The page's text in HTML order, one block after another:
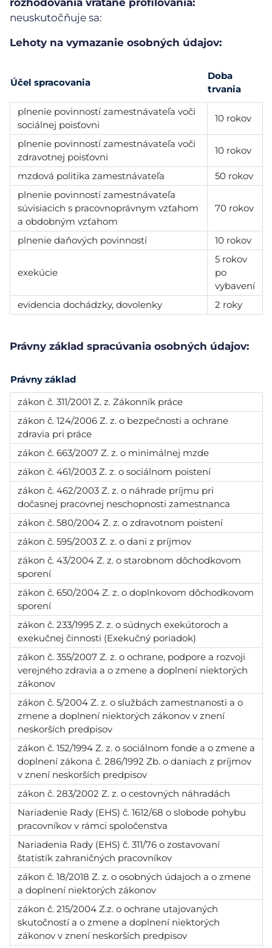
rozhodovania vrátane profilovania:
neuskutočňuje sa:
Lehoty na vymazanie osobných údajov:
Účel spracovania
Doba
trvania
plnenie povinností zamestnávateľa voči
sociálnej poisťovni
10 rokov
plnenie povinností zamestnávateľa voči
zdravotnej poisťovni
10 rokov
mzdová politika zamestnávateľa
50 rokov
plnenie povinností zamestnávateľa
súvisiacich s pracovnoprávnym vzťahom
a obdobným vzťahom
70 rokov
plnenie daňových povinností 10 rokov
exekúcie
5 rokov
po
vybavení
evidencia dochádzky, dovolenky
2 roky
Právny základ spracúvania osobných údajov:
Právny základ
zákon č. 311/2001 Z. z. Zákonník práce
zákon č. 124/2006 Z. z. o bezpečnosti a ochrane
zdravia pri práce
zákon č. 663/2007 Z. z. o minimálnej mzde
zákon č. 461/2003 Z. z. o sociálnom poistení
zákon č. 462/2003 Z. z. o náhrade príjmu pri
dočasnej pracovnej neschopnosti zamestnanca
zákon č. 580/2004 Z. z. o zdravotnom poistení
zákon č. 595/2003 Z. z. o dani z príjmov
zákon č. 43/2004 Z. z. o starobnom dôchodkovom
sporení
zákon č. 650/2004 Z. z. o doplnkovom dôchodkovom
sporení
zákon č. 233/1995 Z. z. o súdnych exekútoroch a
exekučnej činnosti (Exekučný poriadok)
zákon č. 355/2007 Z. z. o ochrane, podpore a rozvoji
verejného zdravia a o zmene a doplnení niektorých
zákonov
zákon č. 5/2004 Z. z. o službách zamestnanosti a o
zmene a doplnení niektorých zákonov v znení
neskorších predpisov
zákon č. 152/1994 Z. z. o sociálnom fonde a o zmene a
doplnení zákona č. 286/1992 Zb. o daniach z príjmov
v znení neskorších predpisov
zákon č. 283/2002 Z. z. o cestovných náhradách
Nariadenie Rady (EHS) č. 1612/68 o slobode pohybu
pracovníkov v rámci spoločenstva
Nariadenia Rady (EHS) č. 311/76 o zostavovaní
štatistík zahraničných pracovníkov
zákon č. 18/2018 Z. z. o osobných údajoch a o zmene
a doplnení niektorých zákonov
zákon č. 215/2004 Z.z. o ochrane utajovaných
skutočností a o zmene a doplnení niektorých
zákonov v znení neskorších predpisov